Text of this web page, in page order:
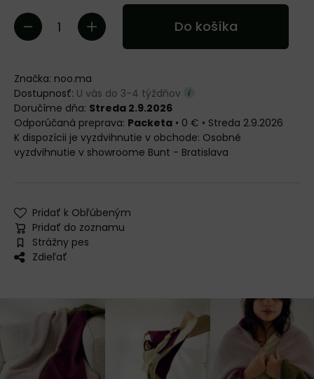
Do košíka
Značka: noo.ma
Dostupnosť: U vás do 3-4 týždňov
Doručíme dňa: Streda 2.9.2026
Packeta • 0 € • Streda 2.9.2026
Osobné
vyzdvihnutie v showroome Bunt - Bratislava
Pridať k Obľúbeným
Pridať do zoznamu
Strážny pes
Zdieľať